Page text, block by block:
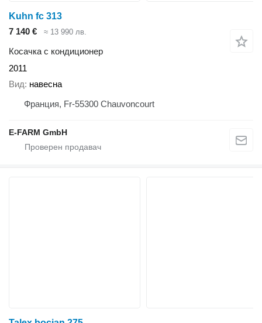
Kuhn fc 313
7 140 €
≈ 13 990 лв.
Косачка с кондиционер
2011
Вид навесна
Франция, Fr-55300 Chauvoncourt
E-FARM GmbH